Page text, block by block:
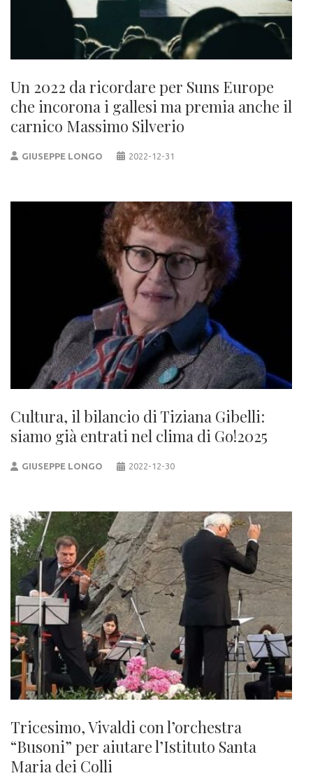
Un 2022 da ricordare per Suns Europe
che incorona i gallesi ma premia anche il
carnico Massimo Silverio
GIUSEPPE LONGO 2022-12-31
Cultura, il bilancio di Tiziana Gibelli:
siamo già entrati nel clima di Go!2025
GIUSEPPE LONGO 2022-12-30
Tricesimo, Vivaldi con l’orchestra
“Busoni” per aiutare l’Istituto Santa
Maria dei Colli